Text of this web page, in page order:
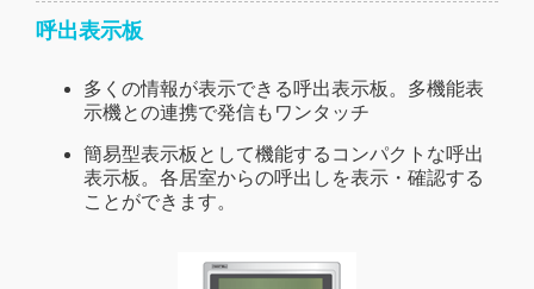
呼出表示板
多くの情報が表示できる呼出表示板。多機能表
示機との連携で発信もワンタッチ
簡易型表示板として機能するコンパクトな呼出
表示板。各居室からの呼出しを表示・確認する
ことができます。